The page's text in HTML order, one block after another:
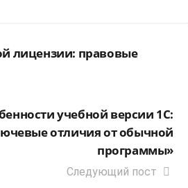
лицензии: правовые
учебной версии 1С:
отличия от обычной
программы»
Следующий пост